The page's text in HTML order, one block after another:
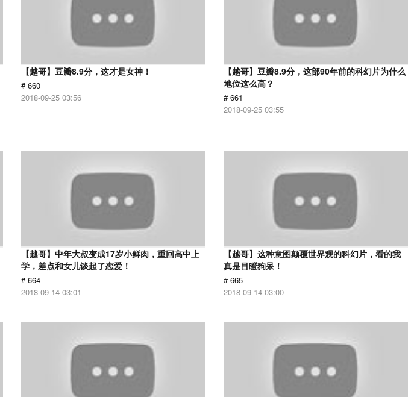
【越哥】豆瓣8.9分，这才是女神！
# 660
2018-09-25 03:56
【越哥】豆瓣8.9分，这部90年前的科幻片为什么
地位这么高？
# 661
2018-09-25 03:55
【越哥】中年大叔变成17岁小鲜肉，重回高中上
学，差点和女儿谈起了恋爱！
# 664
2018-09-14 03:01
【越哥】这种意图颠覆世界观的科幻片，看的我
真是目瞪狗呆！
# 665
2018-09-14 03:00